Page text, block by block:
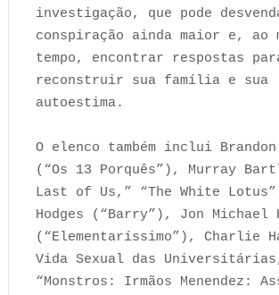
investigação, que pode
conspiração ainda maior e, ao
tempo, encontrar respostas
reconstruir sua família e sua
autoestima.
O elenco também inclui
(“Os 13 Porquês”), Murray
Last of Us,” “The White
Hodges (“Barry”), Jon
(“Elementaríssimo”), Charlie
Vida Sexual das
“Monstros: Irmãos Menendez: